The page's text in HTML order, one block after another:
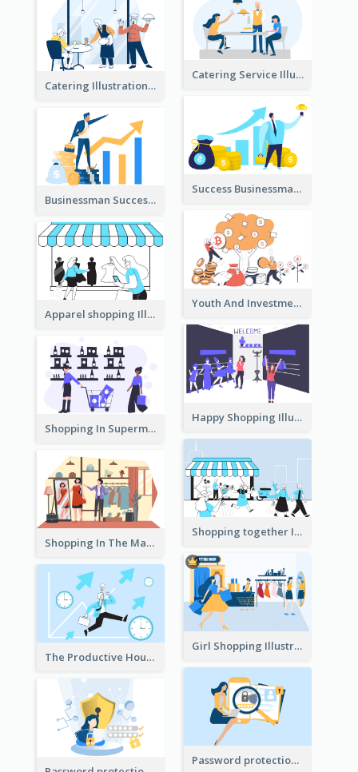
Catering Service Illustration
Catering Illustration
Success Businessman Illustration
Businessman Success Illustration
Youth And Investment Illustration
Apparel shopping Illustration
Happy Shopping Illustration
Shopping In Supermarket Illustration
Shopping together Illustration
Shopping In The Mall Illustration
Girl Shopping Illustration
The Productive Hours
Password protection Illustration 2